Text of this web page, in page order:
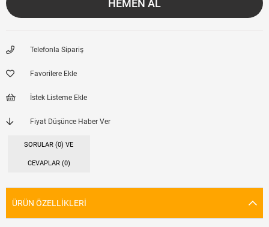
Telefonla Sipariş
Favorilere Ekle
İstek Listeme Ekle
Fiyat Düşünce Haber Ver
SORULAR (0) VE
CEVAPLAR (0)
ÜRÜN ÖZELLIKLERI